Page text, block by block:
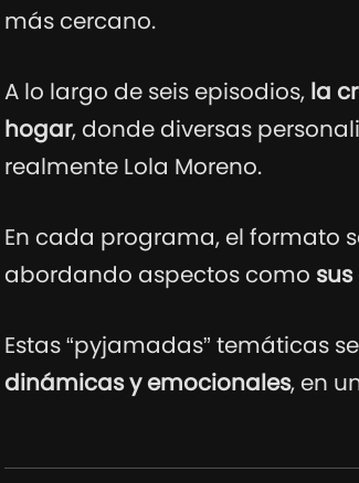
más cercano.
A lo largo de seis episodios, la
hogar, donde diversas
realmente Lola Moreno.
En cada programa, el formato
abordando aspectos como
Estas “pyjamadas” temáticas
dinámicas y emocionales, en